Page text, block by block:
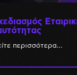
περισσότερα…